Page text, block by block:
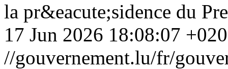
la pr&eacute;sidence du
17 Jun 2026 18:08:07
//gouvernement.lu/fr/